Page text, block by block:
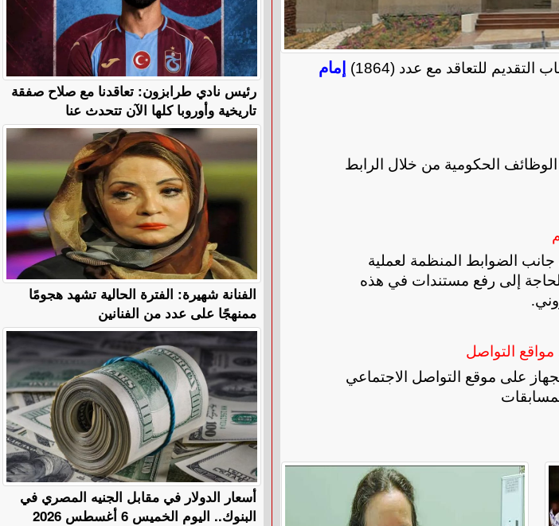
للتعاقد مع عدد (1864)
إمام
مايو القادم، من خلال بوابة الوظائف الحكومية من خلال الرابط
الضوابط المنظمة لعملية
إلى رفع مستندات في هذه
.
التواصل
على موقع التواصل الاجتماعي
رئيس نادي طرابزون: تعاقدنا مع صلاح صفقة
تاريخية وأوروبا كلها الآن تتحدث عنا
الفنانة شهيرة: الفترة الحالية تشهد هجومًا
ممنهجًا على عدد من الفنانين
أسعار الدولار في مقابل الجنيه المصري في
البنوك.. اليوم الخميس 6 أغسطس 2026